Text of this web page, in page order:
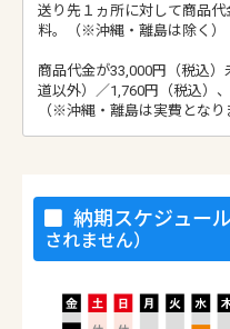
送り先１ヵ所に対して商品
料。（※沖縄・離島は除く）
商品代金が33,000円（税込
道以外）／1,760円（税込）
（※沖縄・離島は実費となり
納期スケジュール
されません）